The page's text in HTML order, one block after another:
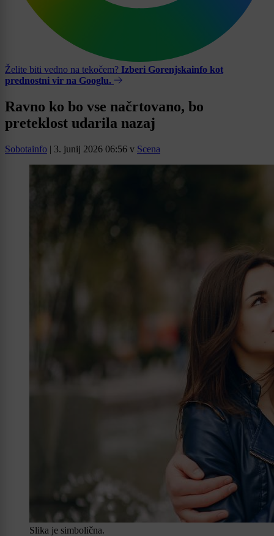
Želite biti vedno na tekočem? Izberi Gorenjskainfo kot
prednostni vir na Googlu.
Ravno ko bo vse načrtovano, bo
preteklost udarila nazaj
Sobotainfo | 3. junij 2026 06:56 v Scena
Slika je simbolična.